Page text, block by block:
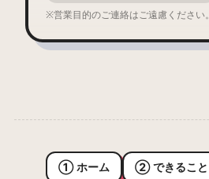
※営業目的のご連絡はご遠慮ください。
① ホーム ② できること